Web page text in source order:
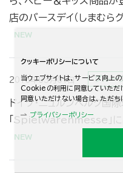
店のバースデイ（しまむら
2016年03月01日 グルー
ドイツ・ニュルンベルク国
「Spielwarenmesse」に
クッキーポリシーについて
当ウェブサイトは、サービス向上
Cookieの利用に同意していただ
同意いただけない場合は、ただち
プライバシーポリシー